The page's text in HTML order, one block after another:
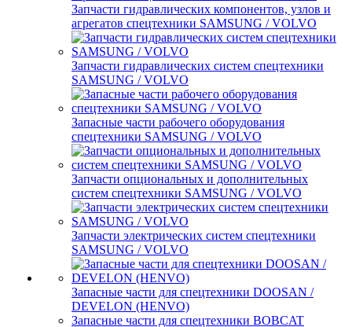
Запчасти гидравлических компонентов, узлов и
агрегатов спецтехники SAMSUNG / VOLVO
Запчасти гидравлических систем спецтехники
SAMSUNG / VOLVO
Запасные части рабочего оборудования
спецтехники SAMSUNG / VOLVO
Запчасти опциональных и дополнительных
систем спецтехники SAMSUNG / VOLVO
Запчасти электрических систем спецтехники
SAMSUNG / VOLVO
Запасные части для спецтехники DOOSAN /
DEVELON (HENVO)
Запасные части для спецтехники BOBCAT